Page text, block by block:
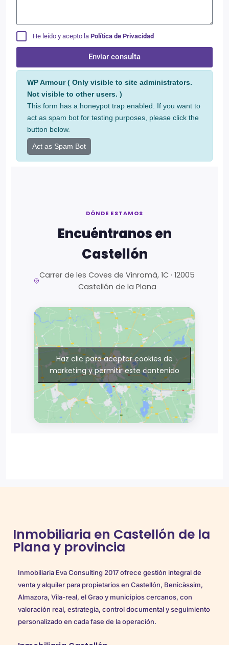
He leído y acepto la Política de Privacidad
Enviar consulta
Alternative:
WP Armour ( Only visible to site administrators.
Not visible to other users. )
This form has a honeypot trap enabled. If you want to
act as spam bot for testing purposes, please click the
button below.
Act as Spam Bot
DÓNDE ESTAMOS
Encuéntranos en
Castellón
Carrer de les Coves de Vinromà, 1C · 12005
Castellón de la Plana
Haz clic para aceptar cookies de
marketing y permitir este contenido
Inmobiliaria en Castellón de la
Plana y provincia
Inmobiliaria Eva Consulting 2017 ofrece gestión integral de
venta y alquiler para propietarios en Castellón, Benicàssim,
Almazora, Vila-real, el Grao y municipios cercanos, con
valoración real, estrategia, control documental y seguimiento
personalizado en cada fase de la operación.